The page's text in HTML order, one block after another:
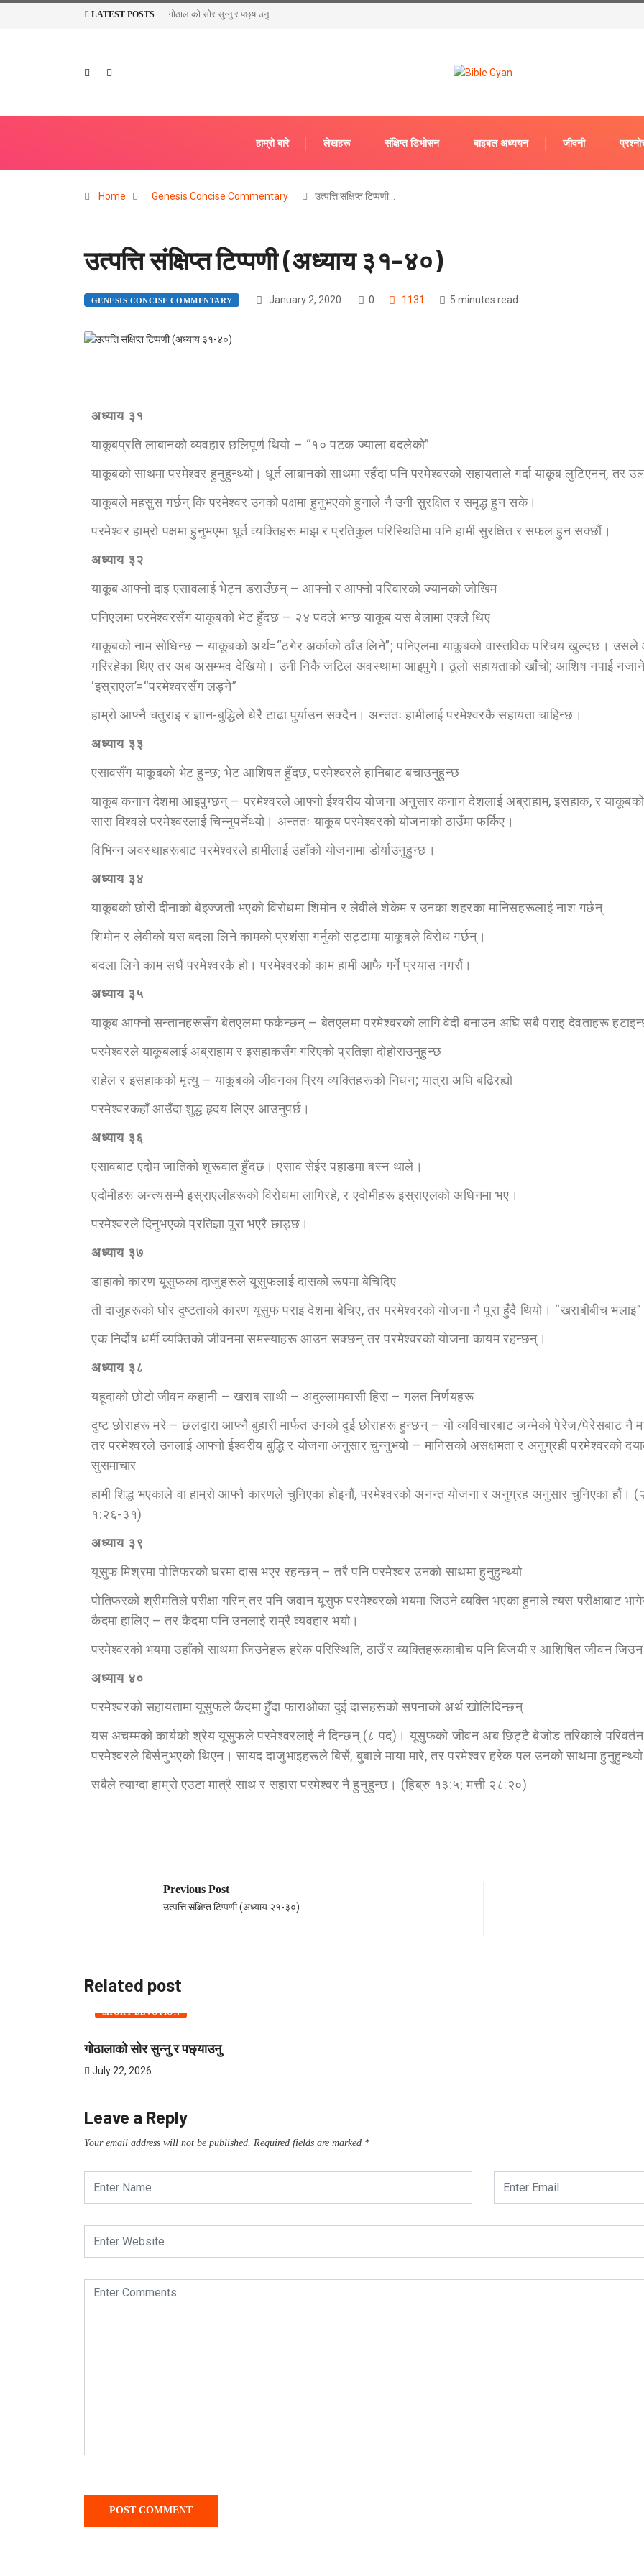
LATEST POSTS गोठालाको सोर सुन्नु र पछ्याउनु
हाम्रो बारे लेखहरू संक्षिप्त डिभोसन बाइबल अध्ययन जीवनी
Home Genesis Concise Commentary उत्पत्ति संक्षिप्त टिप्पणी…
उत्पत्ति संक्षिप्त टिप्पणी (अध्याय ३१-४०)
GENESIS CONCISE COMMENTARY January 2, 2020 0 1131 5 minutes read
अध्याय ३१
याकूबप्रति लाबानको व्यवहार छलिपूर्ण थियो – “१० पटक ज्याला बदलेको”
याकूबको साथमा परमेश्वर हुनुहुन्थ्यो। धूर्त लाबानको साथमा रहँदा पनि परमेश्वरको सहायताले गर्दा याकूब लुटिएनन्, तर
याकूबले महसुस गर्छन् कि परमेश्वर उनको पक्षमा हुनुभएको हुनाले नै उनी सुरक्षित र समृद्ध हुन सके।
परमेश्वर हाम्रो पक्षमा हुनुभएमा धूर्त व्यक्तिहरू माझ र प्रतिकुल परिस्थितिमा पनि हामी सुरक्षित र सफल हुन सक्छौं।
अध्याय ३२
याकूब आफ्नो दाइ एसावलाई भेट्न डराउँछन् – आफ्नो र आफ्नो परिवारको ज्यानको जोखिम
पनिएलमा परमेश्वरसँग याकूबको भेट हुँदछ – २४ पदले भन्छ याकूब यस बेलामा एक्लै थिए
याकूबको नाम सोधिन्छ – याकूबको अर्थ=“ठगेर अर्काको ठाँउ लिने”; पनिएलमा याकूबको वास्तविक परिचय खुल्दछ।
गरिरहेका थिए तर अब असम्भव देखियो। उनी निकै जटिल अवस्थामा आइपुगे। ठूलो सहायताको खाँचो; आशिष नपाई
‘इस्राएल’=“परमेश्वरसँग लड्ने”
हाम्रो आफ्नै चतुराइ र ज्ञान-बुद्धिले धेरै टाढा पुर्याउन सक्दैन। अन्ततः हामीलाई परमेश्वरकै सहायता चाहिन्छ।
अध्याय ३३
एसावसँग याकूबको भेट हुन्छ; भेट आशिषत हुँदछ, परमेश्वरले हानिबाट बचाउनुहुन्छ
याकूब कनान देशमा आइपुग्छन् – परमेश्वरले आफ्नो ईश्वरीय योजना अनुसार कनान देशलाई अब्राहाम, इसहाक, र याकूबको
सारा विश्वले परमेश्वरलाई चिन्नुपर्नेथ्यो। अन्ततः याकूब परमेश्वरको योजनाको ठाउँमा फर्किए।
विभिन्न अवस्थाहरूबाट परमेश्वरले हामीलाई उहाँको योजनामा डोर्याउनुहुन्छ।
अध्याय ३४
याकूबको छोरी दीनाको बेइज्जती भएको विरोधमा शिमोन र लेवीले शेकेम र उनका शहरका मानिसहरूलाई नाश गर्छन्
शिमोन र लेवीको यस बदला लिने कामको प्रशंसा गर्नुको सट्टामा याकूबले विरोध गर्छन्।
बदला लिने काम सधैं परमेश्वरकै हो। परमेश्वरको काम हामी आफै गर्ने प्रयास नगरौं।
अध्याय ३५
याकूब आफ्नो सन्तानहरूसँग बेतएलमा फर्कन्छन् – बेतएलमा परमेश्वरको लागि वेदी बनाउन अघि सबै पराइ देवताहरू
परमेश्वरले याकूबलाई अब्राहाम र इसहाकसँग गरिएको प्रतिज्ञा ‍दोहोराउनुहुन्छ
राहेल र इसहाकको मृत्यु – याकूबको जीवनका प्रिय व्यक्तिहरूको निधन; यात्रा अघि बढिरह्यो
परमेश्वरकहाँ आउँदा शुद्ध हृदय लिएर आउनुपर्छ।
अध्याय ३६
एसावबाट एदोम जातिको शुरूवात हुँदछ। एसाव सेईर पहाडमा बस्न थाले।
एदोमीहरू अन्त्यसम्मै इस्राएलीहरूको विरोधमा लागिरहे, र एदोमीहरू इस्राएलको अधिनमा भए।
परमेश्वरले दिनुभएको प्रतिज्ञा पूरा भएरै छाड्छ।
अध्याय ३७
डाहाको कारण यूसुफका दाजुहरूले यूसुफलाई दासको रूपमा बेचिदिए
ती दाजुहरूको घोर दुष्टताको कारण यूसुफ पराइ देशमा बेचिए, तर परमेश्वरको योजना नै पूरा हुँदै थियो। “खराबीबीच
एक निर्दोष धर्मी व्यक्तिको जीवनमा समस्याहरू आउन सक्छन् तर परमेश्वरको योजना कायम रहन्छन्।
अध्याय ३८
यहूदाको छोटो जीवन कहानी – खराब साथी – अदुल्लामवासी हिरा – गलत निर्णयहरू
दुष्ट छोराहरू मरे – छलद्वारा आफ्नै बुहारी मार्फत उनको दुई छोराहरू हुन्छन् – यो व्यविचारबाट जन्मेको पेरेज/पेरेसबाट
तर परमेश्वरले उनलाई आफ्नो ईश्वरीय बुद्धि र योजना अनुसार चुन्नुभयो – मानिसको असक्षमता र अनुग्रही परमेश्वरको
सुसमाचार
हामी शिद्ध भएकाले वा हाम्रो आफ्नै कारणले चुनिएका होइनौं, परमेश्वरको अनन्त योजना र अनुग्रह अनुसार चुनिएका हौं।
१:२६-३१)
अध्याय ३९
यूसुफ मिश्रमा पोतिफरको घरमा दास भएर रहन्छन् – तरै पनि परमेश्वर उनको साथमा हुनुहुन्थ्यो
पोतिफरको श्रीमतिले परीक्षा गरिन् तर पनि जवान यूसुफ परमेश्वरको भयमा जिउने व्यक्ति भएका हुनाले त्यस परीक्षाबाट
कैदमा हालिए – तर कैदमा पनि उनलाई राम्रै व्यवहार भयो।
परमेश्वरको भयमा उहाँको साथमा जिउनेहरू हरेक परिस्थिति, ठाउँ र व्यक्तिहरूकाबीच पनि विजयी र आशिषित जीवन
अध्याय ४०
परमेश्वरको सहायतामा यूसुफले कैदमा हुँदा फाराओका दुई दासहरूको सपनाको अर्थ खोलिदिन्छन्
यस अचम्मको कार्यको श्रेय यूसुफले परमेश्वरलाई नै दिन्छन् (८ पद)। यूसुफको जीवन अब छिट्टै बेजोड तरिकाले
परमेश्वरले बिर्सनुभएको थिएन। सायद दाजुभाइहरूले बिर्से, बुबाले माया मारे, तर परमेश्वर हरेक पल उनको साथमा
सबैले त्याग्दा हाम्रो एउटा मात्रै साथ र सहारा परमेश्वर नै हुनुहुन्छ। (हिब्रु १३:५; मत्ती २८:२०)
Previous Post
उत्पत्ति संक्षिप्त टिप्पणी (अध्याय २१-३०)
Related post
SHORT DEVOTION
गोठालाको सोर सुन्नु र पछ्याउनु
July 22, 2026
Leave a Reply
Your email address will not be published. Required fields are marked *